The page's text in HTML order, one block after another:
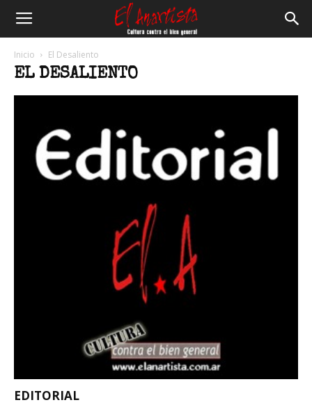
Anartista
Inicio El Desaliento
EL DESALIENTO
EDITORIAL